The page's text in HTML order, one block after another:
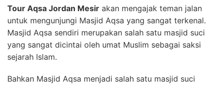
Tour Aqsa Jordan Mesir akan mengajak teman jalan
untuk mengunjungi Masjid Aqsa yang sangat terkenal.
Masjid Aqsa sendiri merupakan salah satu masjid suci
yang sangat dicintai oleh umat Muslim sebagai saksi
sejarah Islam.
Bahkan Masjid Aqsa menjadi salah satu masjid suci